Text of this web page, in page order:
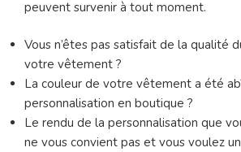
peuvent survenir à tout moment.
Vous n’êtes pas satisfait de la qualité
votre vêtement ?
La couleur de votre vêtement a été
personnalisation en boutique ?
Le rendu de la personnalisation que
ne vous convient pas et vous voulez